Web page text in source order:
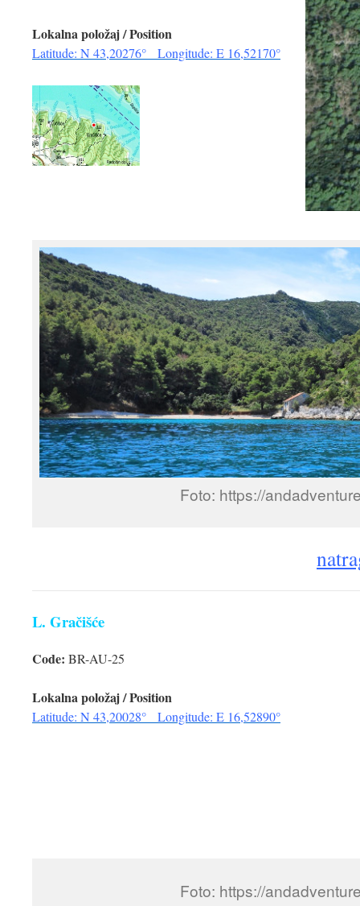
Lokalna položaj / Position
Latitude: N 43,20276° Longitude: E 16,52170°
Foto: https://
L. Gračišće
Code: BR-AU-25
Lokalna položaj / Position
Latitude: N 43,20028° Longitude: E 16,52890°
Foto: https://